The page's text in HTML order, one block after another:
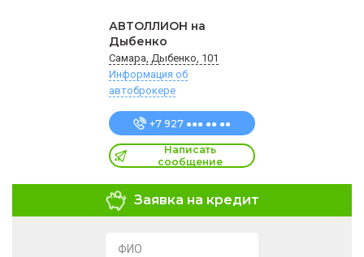
АВТОЛЛИОН на
Дыбенко
Самара, Дыбенко, 101
Информация об
автоброкере
+7 927 ●●● ●● ●●
Написать
сообщение
Заявка на кредит
ФИО